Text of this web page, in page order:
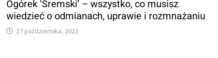
Ogórek 'Śremski’ – wszystko, co musisz
wiedzieć o odmianach, uprawie i rozmnażaniu
27 października, 2023